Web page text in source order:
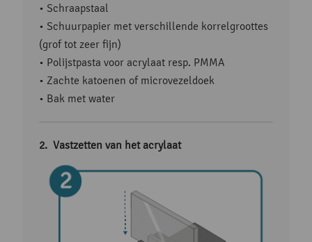
• Schraapstaal
• Schuurpapier met verschillende korrelgroottes
(grof tot zeer fijn)
• Polijstpasta voor acrylaat resp. PMMA
• Zachte katoenen of microvezeldoek
• Bak met water
Vastzetten van het acrylaat